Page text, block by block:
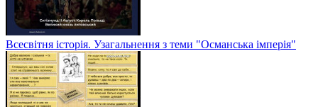
Всесвітня історія. Узагальнення з теми "Османська імперія"